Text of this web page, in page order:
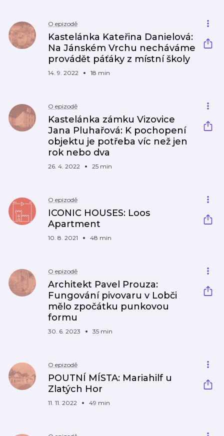
O epizodě
Kastelánka Kateřina Danielová:
Na Jánském Vrchu necháváme
provádět páťáky z místní školy
14. 9. 2022 18 min
O epizodě
Kastelánka zámku Vizovice
Jana Pluhařová: K pochopení
objektu je potřeba víc než jen
rok nebo dva
26. 4. 2022 25 min
O epizodě
ICONIC HOUSES: Loos
Apartment
10. 8. 2021 48 min
O epizodě
Architekt Pavel Prouza:
Fungování pivovaru v Lobči
mělo zpočátku punkovou
formu
30. 6. 2023 35 min
O epizodě
POUTNÍ MÍSTA: Mariahilf u
Zlatých Hor
11. 11. 2022 49 min